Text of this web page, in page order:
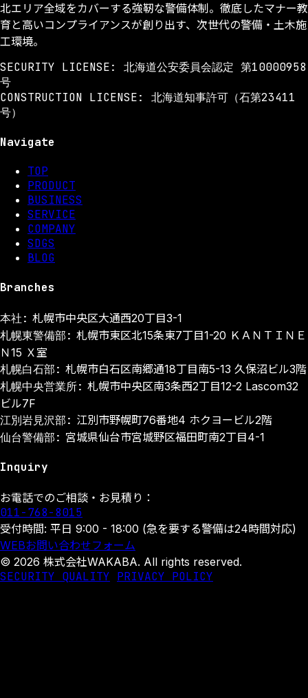
北エリア全域をカバーする強靭な警備体制。徹底したマナー教
育と高いコンプライアンスが創り出す、次世代の警備・土木施
工環境。
SECURITY LICENSE: 北海道公安委員会認定 第10000958
号
CONSTRUCTION LICENSE: 北海道知事許可（石第23411
号）
Navigate
TOP
PRODUCT
BUSINESS
SERVICE
COMPANY
SDGS
BLOG
Branches
本社: 札幌市中央区大通西20丁目3-1
札幌東警備部: 札幌市東区北15条東7丁目1-20 ＫＡＮＴＩＮＥ
Ｎ15 Ｘ室
札幌白石部: 札幌市白石区南郷通18丁目南5-13 久保沼ビル3階
札幌中央営業所: 札幌市中央区南3条西2丁目12-2 Lascom32
ビル7F
江別岩見沢部: 江別市野幌町76番地4 ホクヨービル2階
仙台警備部: 宮城県仙台市宮城野区福田町南2丁目4-1
Inquiry
お電話でのご相談・お見積り：
011-768-8015
受付時間: 平日 9:00 - 18:00 (急を要する警備は24時間対応)
WEBお問い合わせフォーム
© 2026 株式会社WAKABA. All rights reserved.
SECURITY QUALITY PRIVACY POLICY